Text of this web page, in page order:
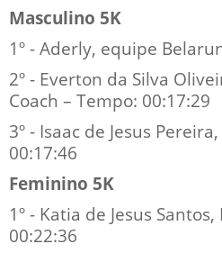
Masculino 5K
1º - Aderly, equipe
2º - Everton da Silva
Coach – Tempo: 00:17:29
3º - Isaac de Jesus
00:17:46
Feminino 5K
1º - Katia de Jesus
00:22:36